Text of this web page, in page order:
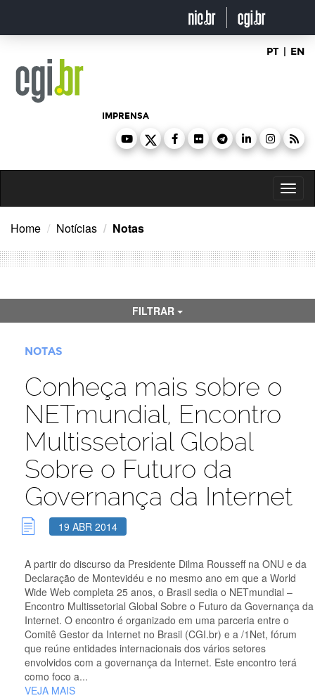
o
PT | EN
IMPRENSA
Home Notícias Notas
FILTRAR
NOTAS
Conheça mais sobre o
NETmundial, Encontro
Multissetorial Global
Sobre o Futuro da
Governança da Internet
19 ABR 2014
A partir do discurso da Presidente Dilma Rousseff na ONU e da
Declaração de Montevidéu e no mesmo ano em que a World
Wide Web completa 25 anos, o Brasil sedia o NETmundial –
Encontro Multissetorial Global Sobre o Futuro da Governança da
Internet. O encontro é organizado em uma parceria entre o
Comitê Gestor da Internet no Brasil (CGI.br) e a /1Net, fórum
que reúne entidades internacionais dos vários setores
envolvidos com a governança da Internet. Este encontro terá
como foco a...
VEJA MAIS